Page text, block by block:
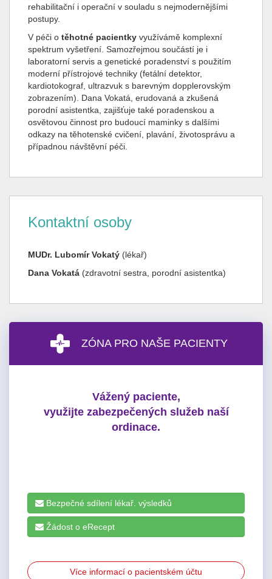
rehabilitační i operační v souladu s nejmodernějšími
postupy.
V péči o těhotné pacientky využívámě komplexní
spektrum vyšetření. Samozřejmou součástí je i
laboratorní servis a genetické po­ra­den­ství s použitím
moderní přístrojové techniky (fetální detektor,
kardiotokograf, ultrazvuk s barevným dopplerovským
zo­bra­ze­ním). Dana Vokatá, erudovaná a zkušená
porodní asistentka, zajišťuje také poradenskou a
osvětovou činnost pro budoucí maminky s dalšími
odkazy na těhotenské cvičení, plavání, životosprávu a
případnou návštěvní péči.
Kontaktní osoby
MUDr. Lubomír Vokatý (lékař)
Dana Vokatá (zdravotní sestra, porodní asistentka)
ZÓNA PRO NAŠE PACIENTY
Vážený paciente,
využijte zabezpečených služeb naší
ordinace.
Bezpečné sdílení lékař. výsledků
Žádost o eRecept
Více informací o pacientském účtu